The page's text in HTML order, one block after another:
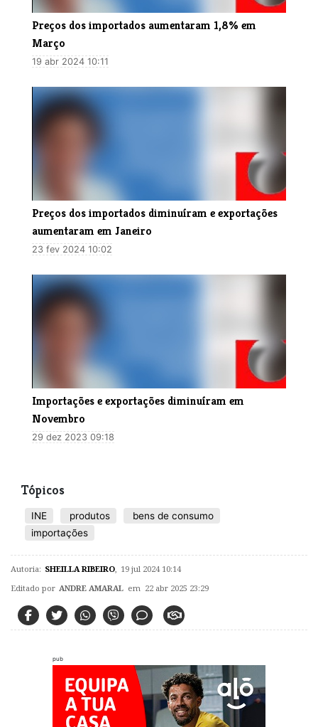
Preços dos importados aumentaram 1,8% em
Março
19 abr 2024 10:11
Preços dos importados diminuíram e exportações
aumentaram em Janeiro
23 fev 2024 10:02
Importações e exportações diminuíram em
Novembro
29 dez 2023 09:18
Tópicos
INE produtos
bens de consumo
importações
Autoria: SHEILLA RIBEIRO 19 jul 2024 10:14
Editado por ANDRE AMARAL em 22 abr 2025 23:29
pub